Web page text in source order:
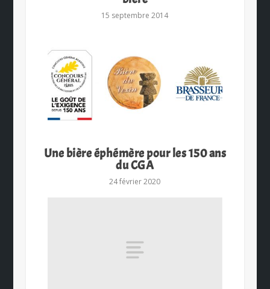
15 septembre 2014
Une bière éphémère pour les 150 ans
du CGA
24 février 2020